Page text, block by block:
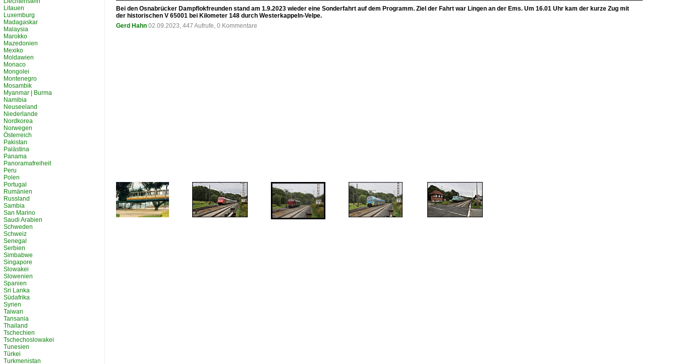
Bei den Osnabrücker Dampflokfreunden stand am 1.9.2023 wieder eine Sonderfahrt auf dem Programm. Ziel der Fahrt war Lingen an der Ems. Um 16.01 Uhr kam der kurze Zug mit
der historischen V 65001 bei Kilometer 148 durch Westerkappeln-Velpe.
Gerd Hahn 02.09.2023, 447 Aufrufe, 0 Kommentare
Litauen
Luxemburg
Madagaskar
Malaysia
Marokko
Mazedonien
Mexiko
Moldawien
Monaco
Mongolei
Montenegro
Mosambik
Myanmar | Burma
Namibia
Neuseeland
Niederlande
Nordkorea
Norwegen
Österreich
Pakistan
Palästina
Panama
Panoramafreiheit
Peru
Polen
Portugal
Rumänien
Russland
Sambia
San Marino
Saudi Arabien
Schweden
Schweiz
Senegal
Serbien
Simbabwe
Singapore
Slowakei
Slowenien
Spanien
Sri Lanka
Südafrika
Syrien
Taiwan
Tansania
Thailand
Tschechien
Tschechoslowakei
Tunesien
Türkei
Turkmenistan